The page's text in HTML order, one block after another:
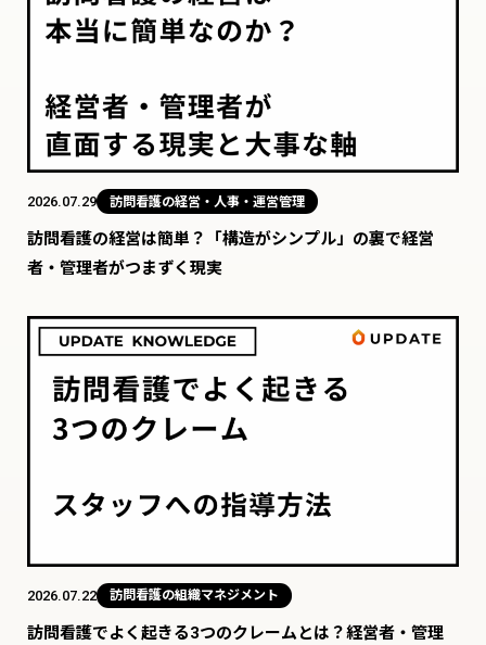
2026.07.29 訪問看護の経営・人事・運営管理
訪問看護の経営は簡単？「構造がシンプル」の裏で経営
者・管理者がつまずく現実
2026.07.22 訪問看護の組織マネジメント
訪問看護でよく起きる3つのクレームとは？経営者・管理